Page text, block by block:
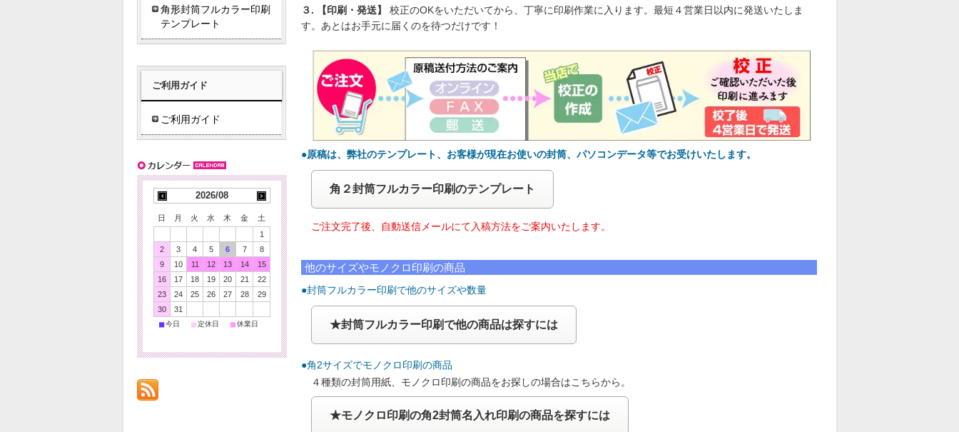
３. 【印刷・発送】 校正のOKをいただいてから、丁寧に印刷作業に入ります。最短４営業日以内に発送いたしま
す。あとはお手元に届くのを待つだけです！
●原稿は、弊社のテンプレート、お客様が現在お使いの封筒、パソコンデータ等でお受けいたします。
角２封筒フルカラー印刷のテンプレート
ご注文完了後、自動送信メールにて入稿方法をご案内いたします。
他のサイズやモノクロ印刷の商品
●封筒フルカラー印刷で他のサイズや数量
★封筒フルカラー印刷で他の商品は探すには
●角2サイズでモノクロ印刷の商品
４種類の封筒用紙、モノクロ印刷の商品をお探しの場合はこちらから。
★モノクロ印刷の角2封筒名入れ印刷の商品を探すには
角形封筒フルカラー印刷
テンプレート
ご利用ガイド
ご利用ガイド
2026/08
日 月 火 水 木 金
土
1
2
3 4 5 6 7
8
9
10 11 12 13 14
15
16
17 18 19 20 21
22
23
24 25 26 27 28
29
30
31
■ 今日 ■ 定休日 ■ 休業日